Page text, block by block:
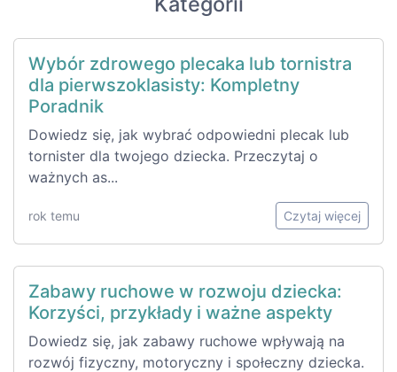
Wybór zdrowego plecaka lub tornistra
dla pierwszoklasisty: Kompletny
Poradnik
Dowiedz się, jak wybrać odpowiedni plecak lub
tornister dla twojego dziecka. Przeczytaj o
ważnych as...
rok temu Czytaj więcej
Zabawy ruchowe w rozwoju dziecka:
Korzyści, przykłady i ważne aspekty
Dowiedz się, jak zabawy ruchowe wpływają na
rozwój fizyczny, motoryczny i społeczny dziecka.